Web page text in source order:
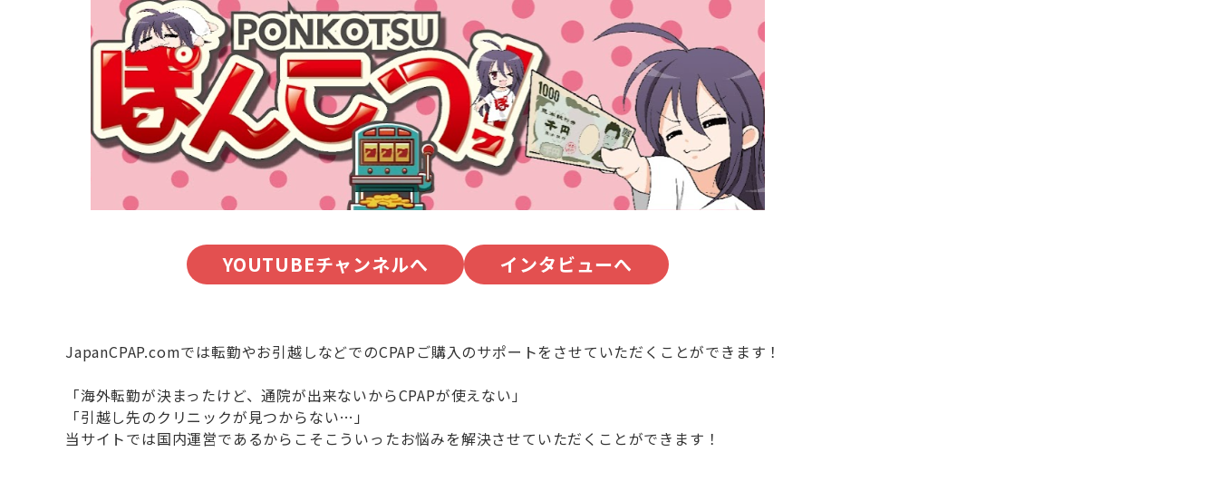
YOUTUBEチャンネルへ インタビューへ
JapanCPAP.comでは転勤やお引越しなどでのCPAPご購入のサポートをさせていただくことができます！
「海外転勤が決まったけど、通院が出来ないからCPAPが使えない」
「引越し先のクリニックが見つからない…」
当サイトでは国内運営であるからこそこういったお悩みを解決させていただくことができます！